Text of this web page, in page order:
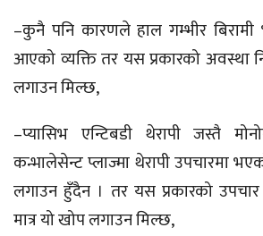
–कुनै पनि कारणले हाल गम्भीर
आएको व्यक्ति तर यस प्रकारको अवस्था
लगाउन मिल्छ,
–प्यासिभ एन्टिबडी थेरापी जस्तै
कन्भालेसेन्ट प्लाज्मा थेरापी उपचारमा
लगाउन हुँदैन । तर यस प्रकारको
मात्र यो खोप लगाउन मिल्छ,